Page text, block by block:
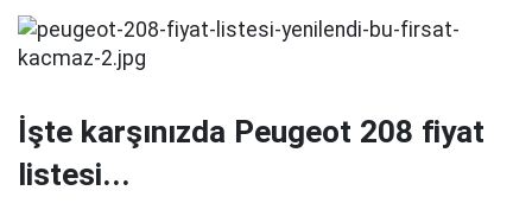
İşte karşınızda Peugeot 208 fiyat
listesi...